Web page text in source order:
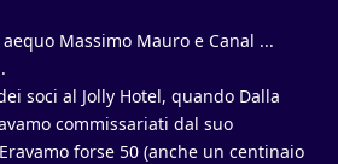
Massimo Mauro e Canal ...
soci al Jolly Hotel, quando Dalla
commissariati dal suo
forse 50 (anche un centinaio